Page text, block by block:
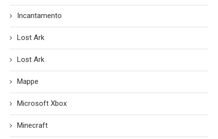
Incantamento
Lost Ark
Lost Ark
Mappe
Microsoft Xbox
Minecraft